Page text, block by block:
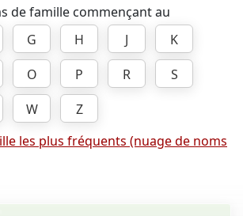
de famille commençant au
G H J
K
O P R
S
W
Z
les plus fréquents (nuage de noms